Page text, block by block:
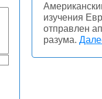
изучения
отправлен
разума.